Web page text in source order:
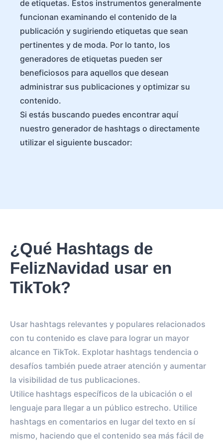
de etiquetas. Estos instrumentos generalmente
funcionan examinando el contenido de la
publicación y sugiriendo etiquetas que sean
pertinentes y de moda. Por lo tanto, los
generadores de etiquetas pueden ser
beneficiosos para aquellos que desean
administrar sus publicaciones y optimizar su
contenido.
Si estás buscando puedes encontrar aquí
nuestro generador de hashtags o directamente
utilizar el siguiente buscador:
¿Qué Hashtags de
FelizNavidad usar en
TikTok?
Usar hashtags relevantes y populares relacionados
con tu contenido es clave para lograr un mayor
alcance en TikTok. Explotar hashtags tendencia o
desafíos también puede atraer atención y aumentar
la visibilidad de tus publicaciones.
Utilice hashtags específicos de la ubicación o el
lenguaje para llegar a un público estrecho. Utilice
hashtags en comentarios en lugar del texto en sí
mismo, haciendo que el contenido sea más fácil de